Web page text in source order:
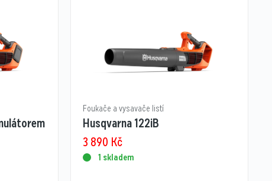
Foukače a vysavače listí
Husqvarna 122iB
3 890 Kč
1 skladem